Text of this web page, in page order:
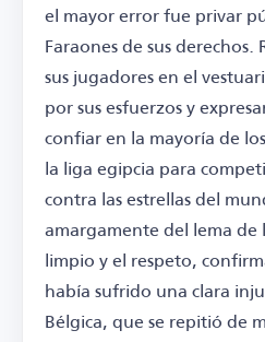
el mayor error fue privar
Faraones de sus derechos.
sus jugadores en el
por sus esfuerzos y
confiar en la mayoría de
la liga egipcia para
contra las estrellas del
amargamente del lema de
limpio y el respeto,
había sufrido una clara
Bélgica, que se repitió de